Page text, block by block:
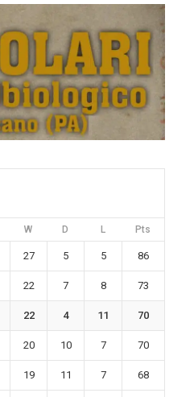
W D L Pts
27 5 5 86
22 7 8 73
22 4 11 70
20 10 7 70
19 11 7 68